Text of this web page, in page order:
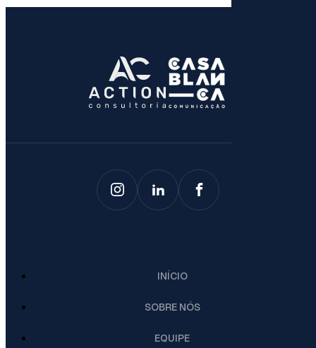
INÍCIO
SOBRE NÓS
EQUIPE